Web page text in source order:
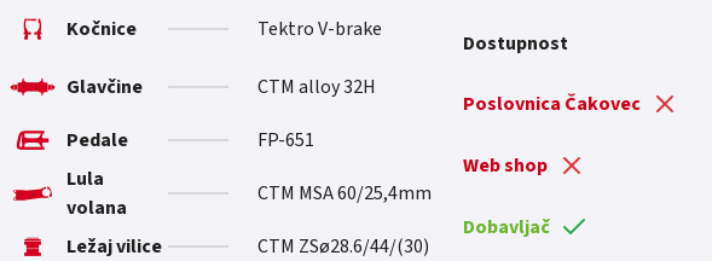
Kočnice Tektro V-brake
Glavčine
CTM alloy 32H
Pedale
FP-651
Lula
volana
CTM MSA 60/25,4mm
Ležaj vilice
CTM ZSø28.6/44/(30)
Dostupnost
Poslovnica Čakovec
Web shop
Dobavljač